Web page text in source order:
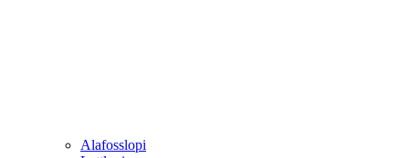
Alafosslopi